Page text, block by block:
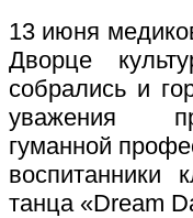
13 июня
Дворце
собрались и
уважения
гуманной
воспитанники
танца «Dream